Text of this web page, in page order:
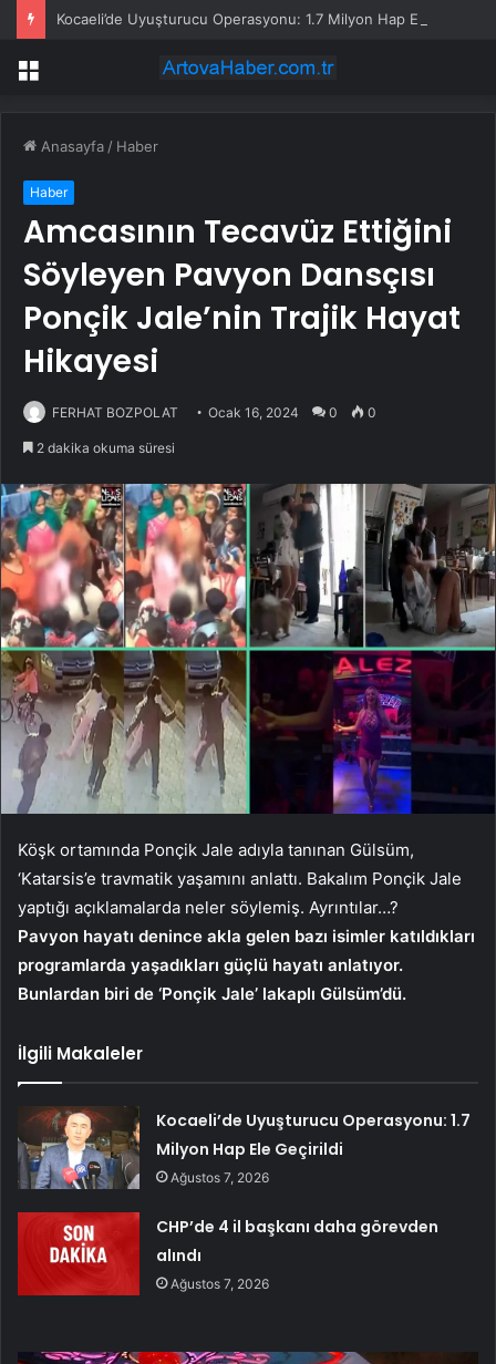
Menü
Anasayfa / Haber
Haber
Amcasının Tecavüz Ettiğini
Söyleyen Pavyon Dansçısı
Ponçik Jale’nin Trajik Hayat
Hikayesi
FERHAT BOZPOLAT Ocak 16, 2024 0 0
2 dakika okuma süresi
Köşk ortamında Ponçik Jale adıyla tanınan Gülsüm,
‘Katarsis’e travmatik yaşamını anlattı. Bakalım Ponçik Jale
yaptığı açıklamalarda neler söylemiş. Ayrıntılar…?
Pavyon hayatı denince akla gelen bazı isimler katıldıkları
programlarda yaşadıkları güçlü hayatı anlatıyor.
Bunlardan biri de ‘Ponçik Jale’ lakaplı Gülsüm’dü.
İlgili Makaleler
Kocaeli’de Uyuşturucu Operasyonu: 1.7
Milyon Hap Ele Geçirildi
Ağustos 7, 2026
CHP’de 4 il başkanı daha görevden
alındı
Ağustos 7, 2026